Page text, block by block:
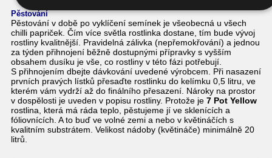
Pěstování
Pěstování v době po vyklíčení semínek je všeobecná u všech
chilli papriček. Čím více světla rostlinka dostane, tím bude vývoj
rostliny kvalitnější. Pravidelná zálivka (nepřemokřování) a jednou
za týden přihnojení běžně dostupnými přípravky s vyšším
obsahem dusíku je vše, co rostliny v této fázi potřebují.
S přihnojením dbejte dávkování uvedené výrobcem. Při nasazení
prvních pravých lístků přesaďte rostlinku do kelímku 0,5 litru, ve
kterém vám vydrží až do finálního přesazení. Nároky na prostor
v dospělosti je uveden v popisu rostliny. Protože je 7 Pot Yellow
rostlina, která má ráda teplo, pěstujeme jí ve sklenících a
fóliovnících. A to buď ve volné zemi a nebo v květináčích s
kvalitním substrátem. Velikost nádoby (květináče) minimálně 20
litrů.